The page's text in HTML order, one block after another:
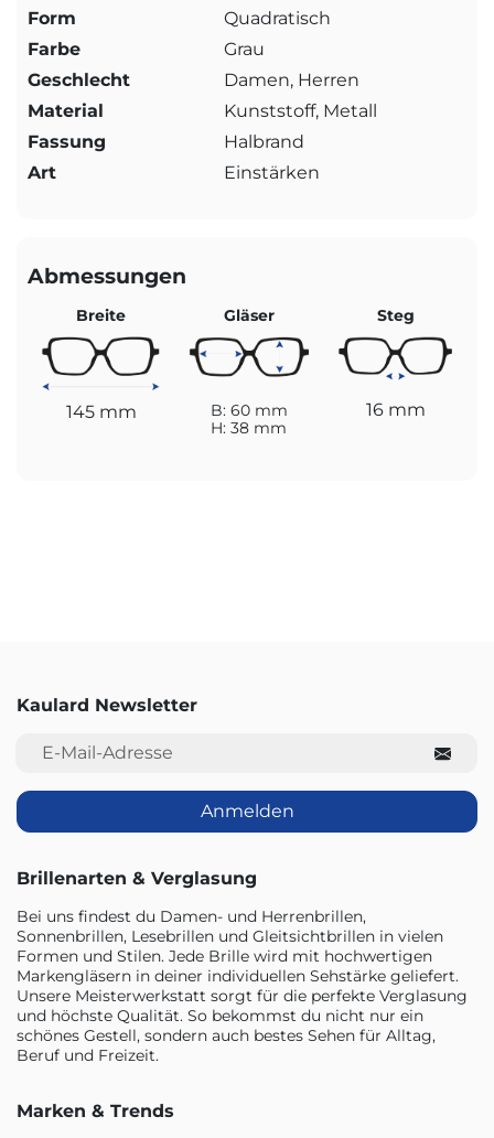
Form
Quadratisch
Farbe
Grau
Geschlecht
Damen, Herren
Material
Kunststoff, Metall
Fassung
Halbrand
Art
Einstärken
Abmessungen
Breite
145 mm
Gläser
B: 60 mm
H: 38 mm
Steg
16 mm
Kaulard Newsletter
E-Mail-Adresse
Anmelden
Brillenarten & Verglasung
Bei uns findest du Damen- und Herrenbrillen,
Sonnenbrillen, Lesebrillen und Gleitsichtbrillen in vielen
Formen und Stilen. Jede Brille wird mit hochwertigen
Markengläsern in deiner individuellen Sehstärke geliefert.
Unsere Meisterwerkstatt sorgt für die perfekte Verglasung
und höchste Qualität. So bekommst du nicht nur ein
schönes Gestell, sondern auch bestes Sehen für Alltag,
Beruf und Freizeit.
Marken & Trends